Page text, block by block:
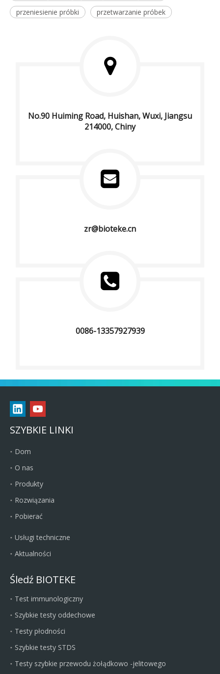
przeniesienie próbki
przetwarzanie próbek
No.90 Huiming Road, Huishan, Wuxi, Jiangsu
214000, Chiny
zr@bioteke.cn
0086-13357927939
SZYBKIE LINKI
Dom
O nas
Produkty
Rozwiązania
Pobierać
Usługi techniczne
Aktualności
Śledź BIOTEKE
Test immunologiczny
Szybkie testy oddechowe
Testy płodności
Szybkie testy STDS
Testy szybkie przewodu żołądkowo -jelitowego